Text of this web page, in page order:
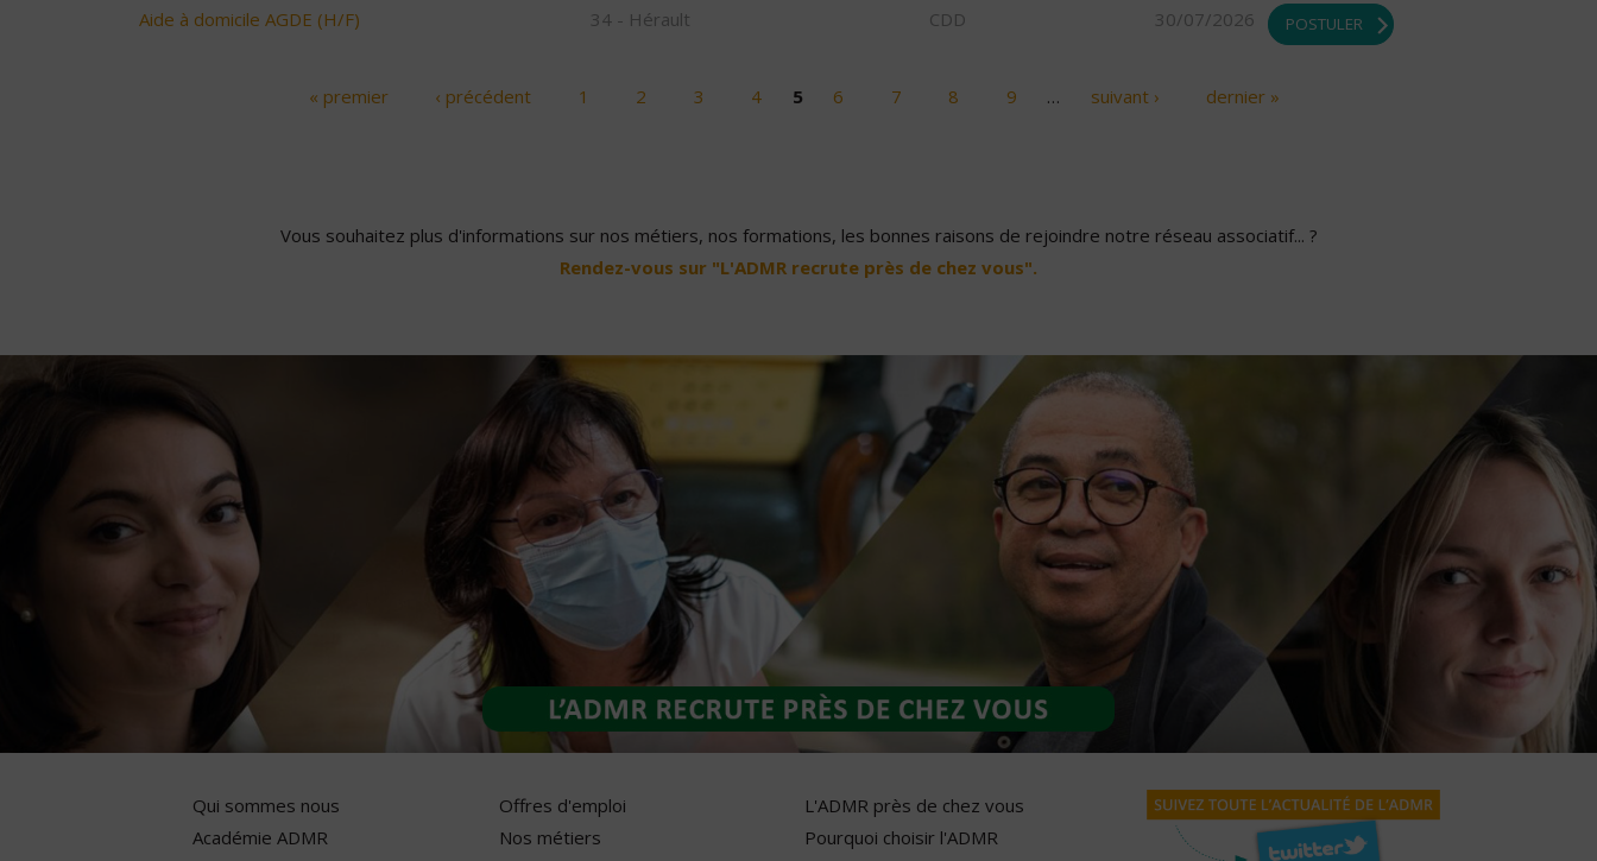
Aide à domicile AGDE (H/F) 34 - Hérault CDD 30/07/2026 POSTULER
« premier ‹ précédent 1 2 3 4 5 6 7 8 9 … suivant › dernier »
Vous souhaitez plus d'informations sur nos métiers, nos formations, les bonnes raisons de rejoindre notre réseau associatif... ?
Rendez-vous sur "L'ADMR recrute près de chez vous".
Qui sommes nous
Académie ADMR
Offres d'emploi
Nos métiers
L'ADMR près de chez vous
Pourquoi choisir l'ADMR